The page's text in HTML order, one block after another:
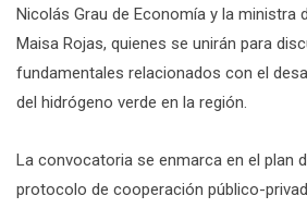
Nicolás Grau de Economía y la ministra
Maisa Rojas, quienes se unirán para
fundamentales relacionados con el
del hidrógeno verde en la región.
La convocatoria se enmarca en el plan
protocolo de cooperación público-